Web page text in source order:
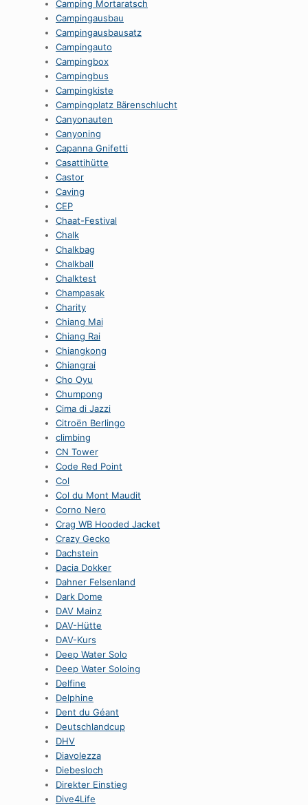
Camping Mortaratsch
Campingausbau
Campingausbausatz
Campingauto
Campingbox
Campingbus
Campingkiste
Campingplatz Bärenschlucht
Canyonauten
Canyoning
Capanna Gnifetti
Casattihütte
Castor
Caving
CEP
Chaat-Festival
Chalk
Chalkbag
Chalkball
Chalktest
Champasak
Charity
Chiang Mai
Chiang Rai
Chiangkong
Chiangrai
Cho Oyu
Chumpong
Cima di Jazzi
Citroën Berlingo
climbing
CN Tower
Code Red Point
Col
Col du Mont Maudit
Corno Nero
Crag WB Hooded Jacket
Crazy Gecko
Dachstein
Dacia Dokker
Dahner Felsenland
Dark Dome
DAV Mainz
DAV-Hütte
DAV-Kurs
Deep Water Solo
Deep Water Soloing
Delfine
Delphine
Dent du Géant
Deutschlandcup
DHV
Diavolezza
Diebesloch
Direkter Einstieg
Dive4Life